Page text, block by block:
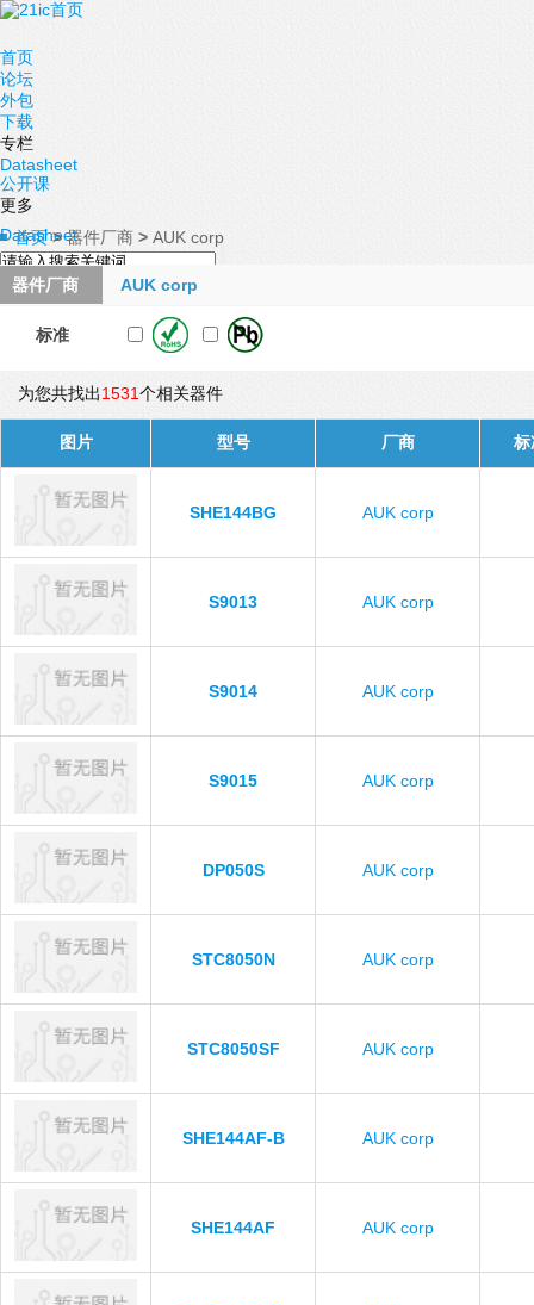
首页
论坛
外包
下载
专栏
Datasheet
公开课
更多
Datasheet
首页 >器件厂商 > AUK corp
器件厂商 AUK corp
标准
为您共找出1531个相关器件
图片 型号 厂商 标
SHE144BG AUK corp
S9013 AUK corp
S9014 AUK corp
S9015 AUK corp
DP050S AUK corp
STC8050N AUK corp
STC8050SF AUK corp
SHE144AF-B AUK corp
SHE144AF AUK corp